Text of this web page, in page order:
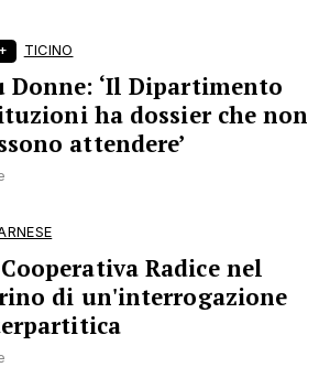
TICINO
Donne: ‘Il Dipartimento
ha dossier che non
attendere’
Radice nel
di un'interrogazione